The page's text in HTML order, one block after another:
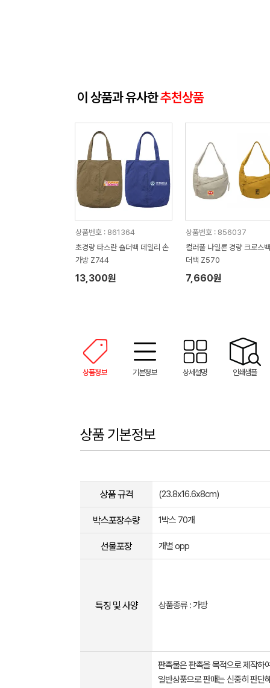
이 상품과 유사한추천상품
상품번호 : 861364
초경량 타스란 숄더백 데일리 손
가방 Z744
13,300원
상품번호 : 856037
컬러풀 나일론 경량 크로스
더백 Z570
7,660원
상품정보 기본정보 상세설명 인쇄샘플
상품 기본정보
상품 규격 (23.8x16.6x8cm)
박스포장수량 1박스 70개
선물포장 개별 opp
특징 및 사양 상품종류 : 가방
판촉물은 판촉을 목적으로 제작하
일반상품으로 판매는 신중히 판단